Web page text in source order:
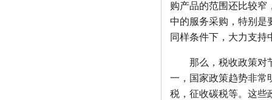
购产品的范围还比较窄
中的服务采购，特别是
同样条件下，大力支持
那么，税收政策对节
一，国家政策趋势非常
税，征收碳税等。这些